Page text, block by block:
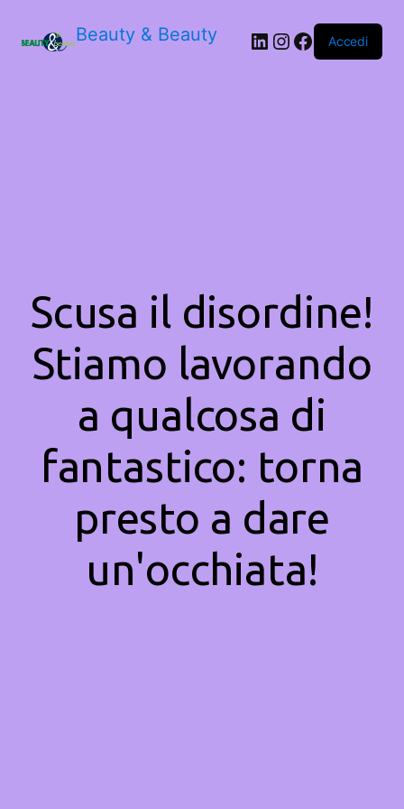
Beauty & Beauty LinkedIn
Instagram
Facebook
Accedi
Scusa il disordine!
Stiamo lavorando
a qualcosa di
fantastico: torna
presto a dare
un'occhiata!